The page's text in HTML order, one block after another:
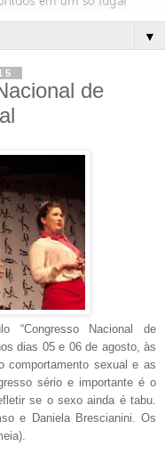
▼
de
“Congresso Nacional de
dias 05 e 06 de agosto, às
comportamento sexual e as
sério e importante é o
se o sexo ainda é tabu.
e Daniela Brescianini. Os